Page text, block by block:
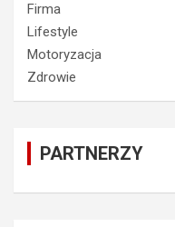
Firma
Lifestyle
Motoryzacja
Zdrowie
PARTNERZY